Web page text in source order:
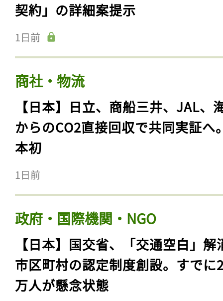
契約」の詳細案提示
1日前
商社・物流
【日本】日立、商船三井、JAL、
からのCO2直接回収で共同実証へ
本初
1日前
政府・国際機関・NGO
【日本】国交省、「交通空白」解
市区町村の認定制度創設。すでに
万人が懸念状態